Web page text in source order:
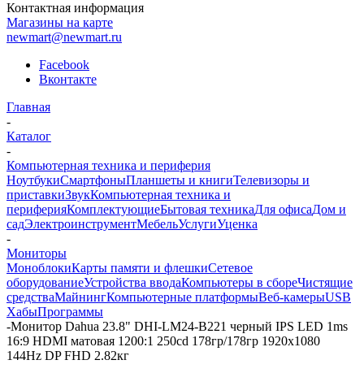
Контактная информация
Магазины на карте
newmart@newmart.ru
Facebook
Вконтакте
Главная
-
Каталог
-
Компьютерная техника и периферия
НоутбукиСмартфоныПланшеты и книгиТелевизоры и
приставкиЗвукКомпьютерная техника и
периферияКомплектующиеБытовая техникаДля офисаДом и
садЭлектроинструментМебельУслугиУценка
-
Мониторы
МоноблокиКарты памяти и флешкиСетевое
оборудованиеУстройства вводаКомпьютеры в сбореЧистящие
средстваМайнингКомпьютерные платформыВеб-камерыUSB
ХабыПрограммы
-Монитор Dahua 23.8" DHI-LM24-B221 черный IPS LED 1ms
16:9 HDMI матовая 1200:1 250cd 178гр/178гр 1920x1080
144Hz DP FHD 2.82кг